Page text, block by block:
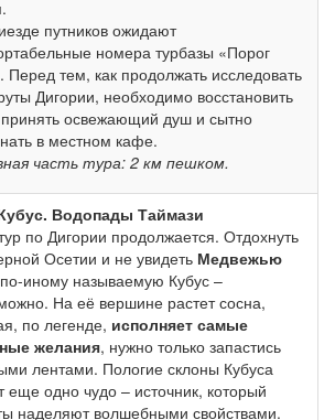
путников ожидают
номера турбазы «Порог
Перед тем, как продолжать исследовать
Дигории, необходимо восстановить
освежающий душ и сытно
в местном кафе.
часть тура: 2 км пешком.
Водопады Таймази
по Дигории продолжается. Отдохнуть
Осетии и не увидеть Медвежью
иному называемую Кубус –
На её вершине растет сосна,
по легенде, исполняет самые
желания, нужно только запастись
лентами. Пологие склоны Кубуса
еще одно чудо – источник, который
наделяют волшебными свойствами.